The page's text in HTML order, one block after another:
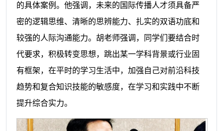
的具体案例。他强调，未来的国际传播人才须具备严
密的逻辑思维、清晰的思辨能力、扎实的双语功底和
较强的人际沟通能力。胡老师强调，同学们要结合时
代要求，积极转变思想，跳出某一学科背景或行业固
有框架，在平时的学习生活中，加强自己对前沿科技
趋势和复合知识技能的敏感度，在学习和实践中不断
提升综合实力。